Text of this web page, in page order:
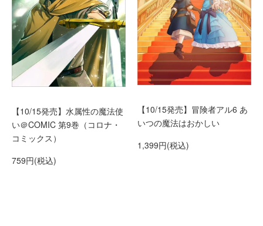
【10/15発売】水属性の魔法使
い＠COMIC 第9巻（コロナ・
コミックス）
759円(税込)
【10/15発売】冒険者アル6 あ
いつの魔法はおかしい
1,399円(税込)